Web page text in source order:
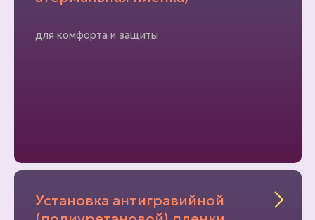
для комфорта и защиты
Установка антигравийной